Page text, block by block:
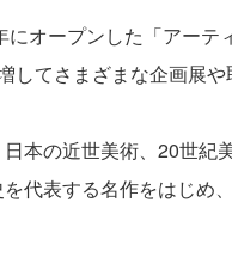
にオープンした「アー
てさまざまな企画展
本の近世美術、20世
代表する名作をはじ